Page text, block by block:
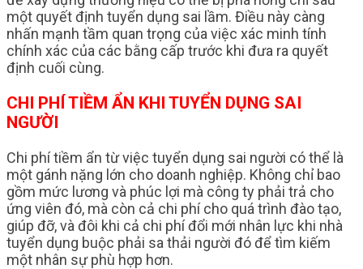
một quyết định tuyển dụng sai lầm. Điều này càng
nhấn mạnh tầm quan trọng của việc xác minh tính
chính xác của các bằng cấp trước khi đưa ra quyết
định cuối cùng.
CHI PHÍ TIỀM ẨN KHI TUYỂN DỤNG SAI
NGƯỜI
Chi phí tiềm ẩn từ việc tuyển dụng sai người có thể là
một gánh nặng lớn cho doanh nghiệp. Không chỉ bao
gồm mức lương và phúc lợi mà công ty phải trả cho
ứng viên đó, mà còn cả chi phí cho quá trình đào tạo,
giúp đỡ, và đôi khi cả chi phí đổi mới nhân lực khi nhà
tuyển dụng buộc phải sa thải người đó để tìm kiếm
một nhân sự phù hợp hơn.